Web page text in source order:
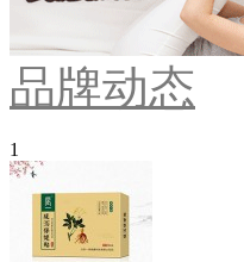
品牌动态
1